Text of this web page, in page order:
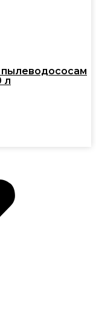
пылеводососам
л